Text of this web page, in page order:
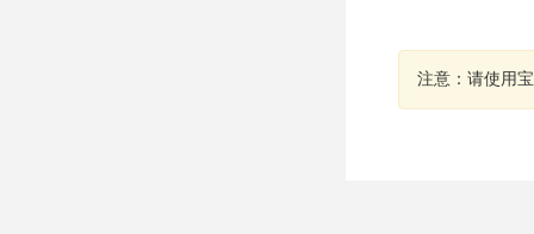
注意：请使用